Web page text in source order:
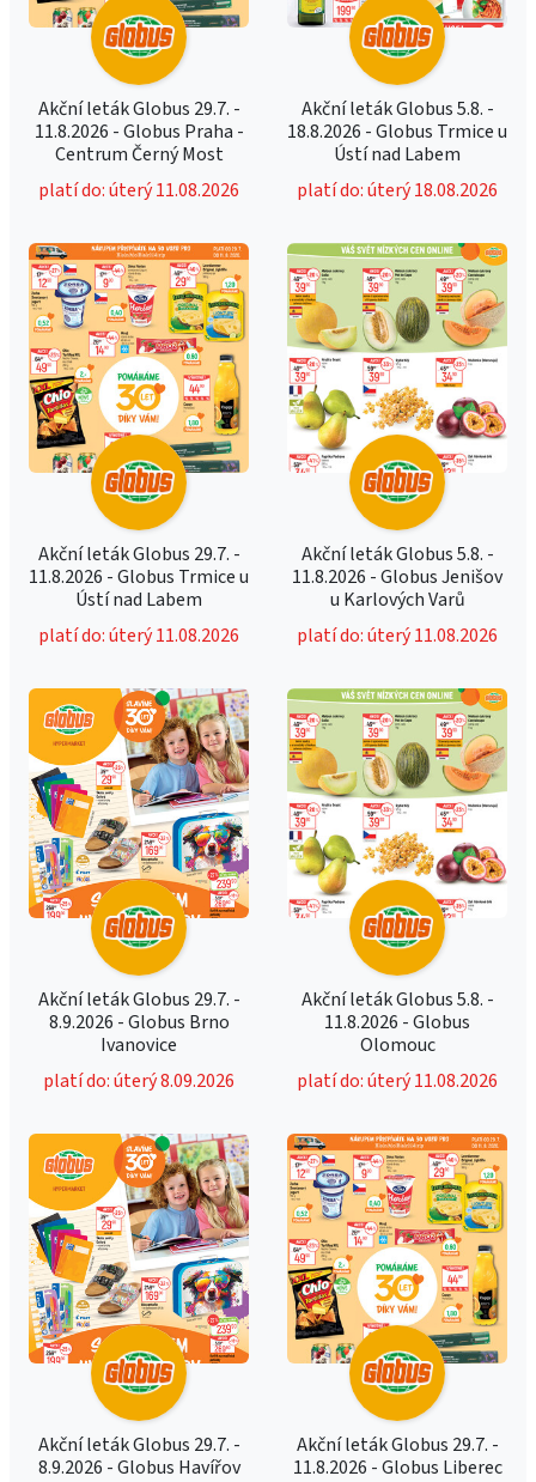
Akční leták Globus 29.7. -
11.8.2026 - Globus Praha -
Centrum Černý Most
platí do: úterý 11.08.2026
Akční leták Globus 5.8. -
18.8.2026 - Globus Trmice u
Ústí nad Labem
platí do: úterý 18.08.2026
Akční leták Globus 29.7. -
11.8.2026 - Globus Trmice u
Ústí nad Labem
platí do: úterý 11.08.2026
Akční leták Globus 5.8. -
11.8.2026 - Globus Jenišov
u Karlových Varů
platí do: úterý 11.08.2026
Akční leták Globus 29.7. -
8.9.2026 - Globus Brno
Ivanovice
platí do: úterý 8.09.2026
Akční leták Globus 5.8. -
11.8.2026 - Globus
Olomouc
platí do: úterý 11.08.2026
Akční leták Globus 29.7. -
8.9.2026 - Globus Havířov
Akční leták Globus 29.7. -
11.8.2026 - Globus Liberec